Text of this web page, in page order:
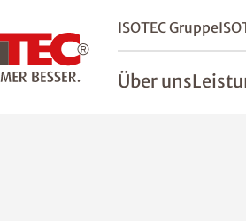
ISOTEC Gruppe
Über uns